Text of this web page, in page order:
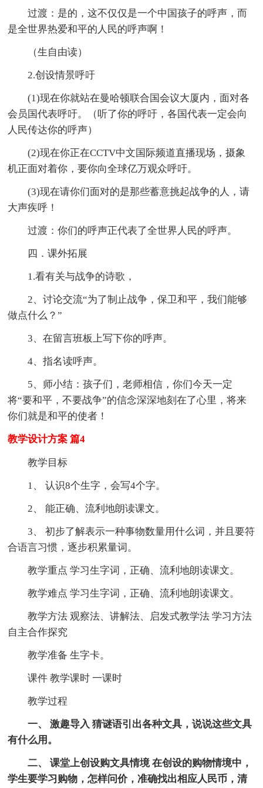
过渡：是的，这不仅仅是一个中国孩子的呼声，而
是全世界热爱和平的人民的呼声啊！
（生自由读）
2.创设情景呼吁
(1)现在你就站在曼哈顿联合国会议大厦内，面对各
会员国代表呼吁。（听了你的呼吁，各国代表一定会向
人民传达你的呼声）
(2)现在你正在CCTV中文国际频道直播现场，摄象
机正面对着你，要你向全球亿万观众呼吁。
(3)现在请你们面对的是那些蓄意挑起战争的人，请
大声疾呼！
过渡：你们的呼声正代表了全世界人民的呼声。
四．课外拓展
1.看有关与战争的诗歌，
2、讨论交流“为了制止战争，保卫和平，我们能够
做点什么？”
3、在留言班板上写下你的呼声。
4、指名读呼声。
5、师小结：孩子们，老师相信，你们今天一定
将“要和平，不要战争”的信念深深地刻在了心里，将来
你们就是和平的使者！
教学设计方案 篇4
教学目标
1、 认识8个生字，会写4个字。
2、 能正确、流利地朗读课文。
3、 初步了解表示一种事物数量用什么词，并且要符
合语言习惯，逐步积累量词。
教学重点 学习生字词，正确、流利地朗读课文。
教学难点 学习生字词，正确、流利地朗读课文。
教学方法 观察法、讲解法、启发式教学法 学习方法
自主合作探究
教学准备 生字卡。
课件 教学课时 一课时
教学过程
一、 激趣导入 猜谜语引出各种文具，说说这些文具
有什么用。
二、 课堂上创设购文具情境 在创设的购物情境中，
学生要学习购物，怎样问价，准确找出相应人民币，清